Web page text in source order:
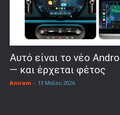
Αυτό είναι το νέο
— και έρχεται φέτος
Aniram - 13 Μαΐου 2026